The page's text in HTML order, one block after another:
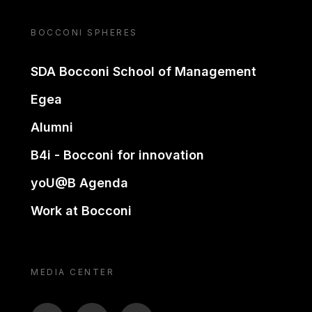
BOCCONI SPHERES
SDA Bocconi School of Management
Egea
Alumni
B4i - Bocconi for innovation
yoU@B Agenda
Work at Bocconi
MEDIA CENTER